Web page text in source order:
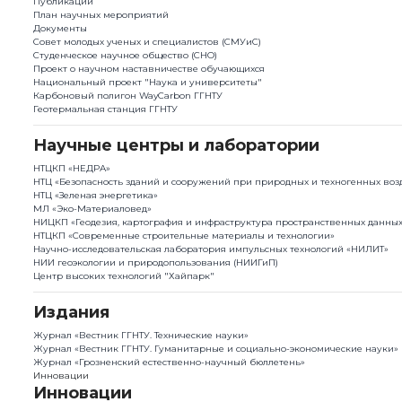
План научныx мероприятий
Документы
Совет молодых ученых и специалистов (СМУиС)
Студенческое научное общество (СНО)
Проект о научном наставничестве обучающихся
Национальный проект "Наука и университеты"
Карбоновый полигон WayCarbon ГГНТУ
Геотермальная станция ГГНТУ
Научные центры и лаборатории
НТЦКП «НЕДРА»
НТЦ «Безопасность зданий и сооружений при природных и техногенных
НТЦ «Зеленая энергетика»
МЛ «Эко-Материаловед»
НИЦКП «Геодезия, картография и инфраструктура пространственных
НТЦКП «Современные строительные материалы и технологии»
Научно-исследовательская лаборатория импульсных технологий «НИЛИТ»
НИИ геоэкологии и природопользования (НИИГиП)
Центр высоких технологий "Хайпарк"
Издания
Журнал «Вестник ГГНТУ. Технические науки»
Журнал «Вестник ГГНТУ. Гуманитарные и социально-экономические науки»
Журнал «Грозненский естественно-научный бюллетень»
Инновации
Инновации